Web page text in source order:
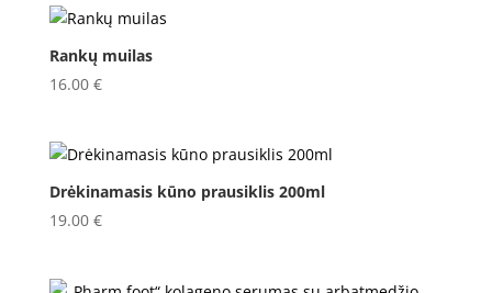
Rankų muilas
16.00 €
Drėkinamasis kūno prausiklis 200ml
19.00 €